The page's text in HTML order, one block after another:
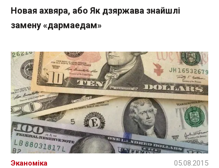
Новая ахвяра, або Як дзяржава знайшлі
замену «дармаедам»
Эканоміка 05.08.2015